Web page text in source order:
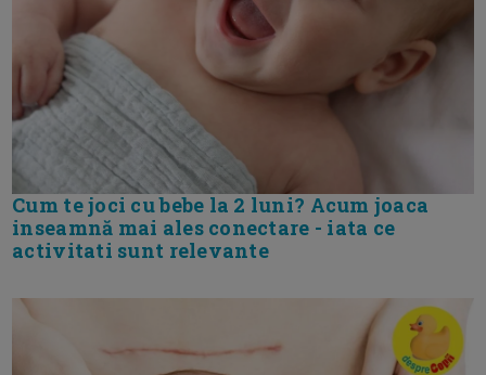
Cum te joci cu bebe la 2 luni? Acum joaca
inseamnă mai ales conectare - iata ce
activitati sunt relevante